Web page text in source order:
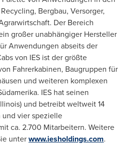
Bergbau, Versorger,
Der Bereich
großer unabhängiger Hersteller
Anwendungen abseits der
von IES ist der größte
Fahrerkabinen, Baugruppen für
und weiteren komplexen
IES hat seinen
) und betreibt weltweit 14
vier spezielle
ca. 2.700 Mitarbeitern. Weitere
unterwww.iesholdings.com.